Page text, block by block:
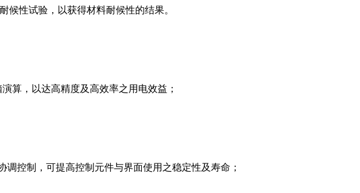
候性试验，以获得材料耐候性的结果。
算，以达高精度及高效率之用电效益；
调控制，可提高控制元件与界面使用之稳定性及寿命；